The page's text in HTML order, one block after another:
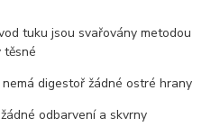
tuku jsou svařovány metodou
těsné
digestoř žádné ostré hrany
odbarvení a skvrny